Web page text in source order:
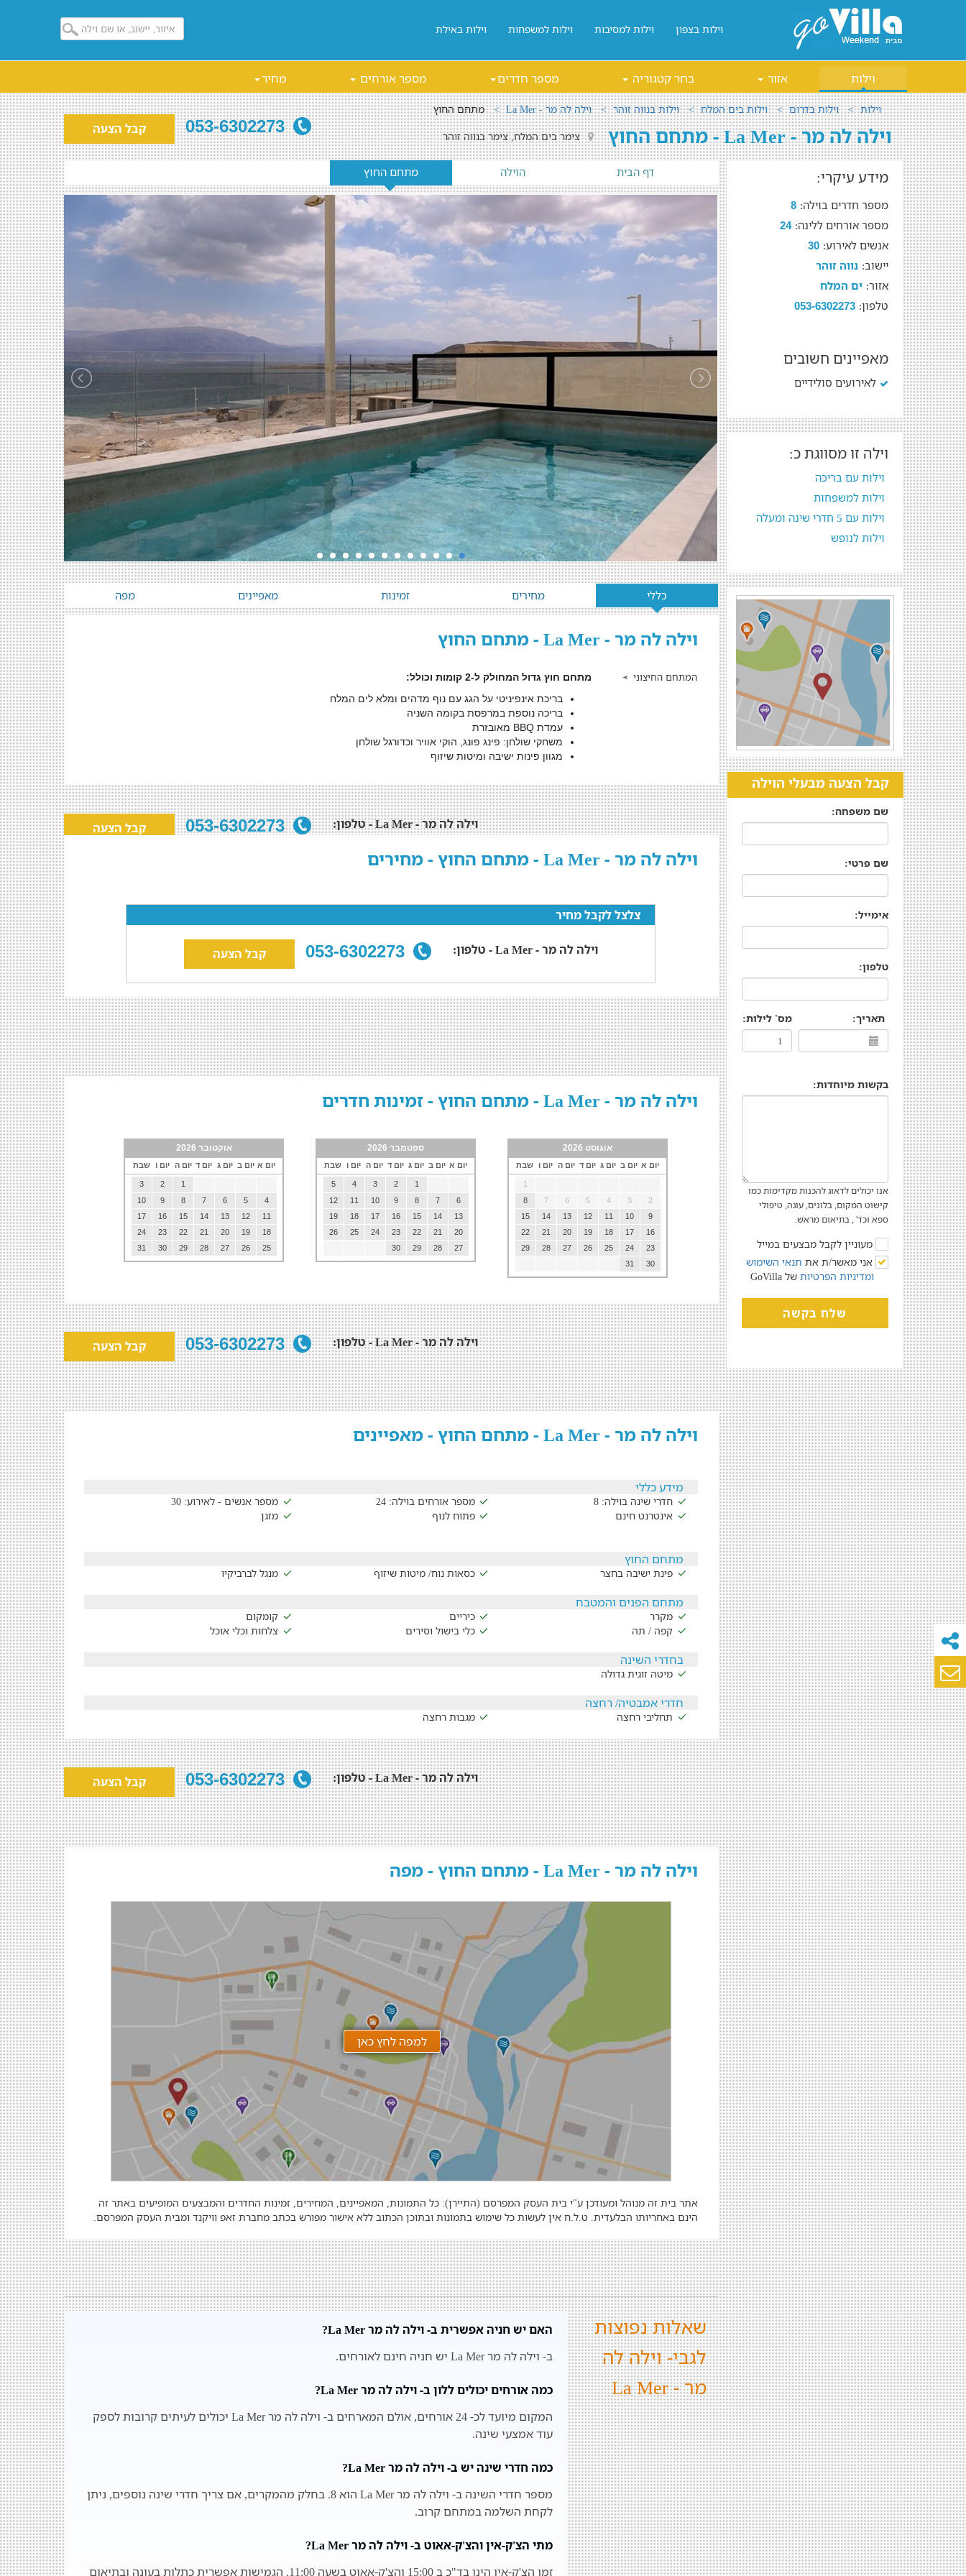
וילות בצפון וילות למסיבות וילות למשפחות וילות באילת
וילות אזור בחר קטגוריה מספר חדרים מספר אורחים מחיר
וילות וילות בדרום וילות בים המלח וילות בנווה זוהר וילה לה מר - La Mer מתחם החוץ
וילה לה מר - La Mer - מתחם החוץ צימר בים המלח, צימר בנווה זוהר קבל הצעה 053-6302273
מידע עיקרי:
מספר חדרים בוילה: 8
מספר אורחים ללינה: 24
אנשים לאירוע: 30
יישוב: נווה זוהר
אזור: ים המלח
טלפון: 053-6302273
מאפיינים חשובים
לאירועים סולידיים
וילה זו מסווגת כ:
וילות עם בריכה
וילות למשפחות
וילות עם 5 חדרי שינה ומעלה
וילות לנופש
קבל הצעה מבעלי הוילה
שם משפחה:
שם פרטי:
אימייל:
טלפון:
תאריך: מס' לילות:
בקשות מיוחדות:
אנו יכולים לדאוג להכנות מקדימות כמו
קישוט המקום, בלונים, עוגה, טיפולי
ספא וכד' , בתיאום מראש.
מעוניין לקבל מבצעים במייל
אני מאשר/ת את תנאי השימוש
ומדיניות הפרטיות של GoVilla
שלח בקשה
דף הבית הוילה מתחם החוץ
כללי מחירים זמינות מאפיינים מפה
וילה לה מר - La Mer - מתחם החוץ
המתחם החיצוני
מתחם חוץ גדול המחולק ל-2 קומות וכולל:
בריכת אינפיניטי על הגג עם נוף מדהים ומלא לים המלח
בריכה נוספת במרפסת בקומה השניה
עמדת BBQ מאובזרת
משחקי שולחן: פינג פונג, הוקי אוויר וכדורגל שולחן
מגוון פינות ישיבה ומיטות שיזוף
קבל הצעה 053-6302273 וילה לה מר - La Mer - טלפון:
וילה לה מר - La Mer - מתחם החוץ - מחירים
צלצל לקבל מחיר
קבל הצעה 053-6302273 וילה לה מר - La Mer - טלפון:
וילה לה מר - La Mer - מתחם החוץ - זמינות חדרים
אוגוסט 2026
יום א יום ב יום ג יום ד יום ה יום ו שבת
1
2
3
4
5
6
7
8
9
10
11
12
13
14
15
16
17
18
19
20
21
22
23
24
25
26
27
28
29
30
31
ספטמבר 2026
יום א יום ב יום ג יום ד יום ה יום ו שבת
1
2
3
4
5
6
7
8
9
10
11
12
13
14
15
16
17
18
19
20
21
22
23
24
25
26
27
28
29
30
אוקטובר 2026
יום א יום ב יום ג יום ד יום ה יום ו שבת
1
2
3
4
5
6
7
8
9
10
11
12
13
14
15
16
17
18
19
20
21
22
23
24
25
26
27
28
29
30
31
קבל הצעה 053-6302273 וילה לה מר - La Mer - טלפון:
וילה לה מר - La Mer - מתחם החוץ - מאפיינים
מידע כללי
חדרי שינה בוילה: 8 מספר אורחים בוילה: 24
מספר אנשים - לאירוע: 30
אינטרנט חינם
פתוח לנוף מזגן
מתחם החוץ
פינת ישיבה בחצר כסאות נוח/ מיטות שיזוף מנגל לברביקיו
מתחם הפנים והמטבח
מקרר כיריים
קומקום
קפה / תה
כלי בישול וסירים צלחות וכלי אוכל
בחדרי השינה
מיטה זוגית גדולה
חדרי אמבטיה/ רחצה
תחליבי רחצה מגבות רחצה
קבל הצעה 053-6302273 וילה לה מר - La Mer - טלפון:
וילה לה מר - La Mer - מתחם החוץ - מפה
אתר בית זה מנוהל ומעודכן ע"י בית העסק המפרסם (התיירן): כל התמונות, המאפיינים, המחירים, זמינות החדרים והמבצעים המופיעים באתר זה
הינם באחריותו הבלעדית. ט.ל.ח אין לעשות כל שימוש בתמונות ובתוכן הכתוב ללא אישור מפורש בכתב מחברת זאפ וויקנד ומבית העסק המפרסם.
שאלות נפוצות
לגבי- וילה לה
מר - La Mer
האם יש חניה אפשרית ב- וילה לה מר La Mer?
ב- וילה לה מר La Mer יש חניה חינם לאורחים.
כמה אורחים יכולים ללון ב- וילה לה מר La Mer?
המקום מיועד לכ- 24 אורחים, אולם המארחים ב- וילה לה מר La Mer יכולים לעיתים קרובות לספק
עוד אמצעי שינה.
כמה חדרי שינה יש ב- וילה לה מר La Mer?
מספר חדרי השינה ב- וילה לה מר La Mer הוא 8. בחלק מהמקרים, אם צריך חדרי שינה נוספים, ניתן
לקחת השלמה במתחם קרוב.
מתי הצ'ק-אין והצ'ק-אאוט ב- וילה לה מר La Mer?
זמן הצ'ק-אין הינו בד"כ ב 15:00 והצ'ק-אאוט בשעה 11:00. הגמישות אפשרית כתלות בעונה ובתיאום